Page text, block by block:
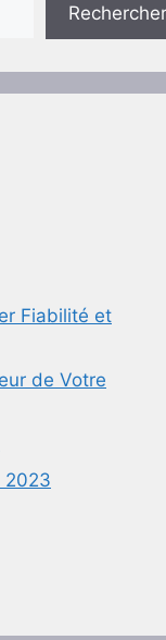
Rechercher
Fiabilité et
de Votre
2023